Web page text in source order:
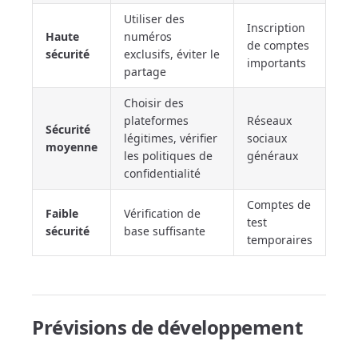
Haute
sécurité
Utiliser des
numéros
exclusifs, éviter le
partage
Inscription
de comptes
importants
Sécurité
moyenne
Choisir des
plateformes
légitimes, vérifier
les politiques de
confidentialité
Réseaux
sociaux
généraux
Faible
sécurité
Vérification de
base suffisante
Comptes de
test
temporaires
Prévisions de développement